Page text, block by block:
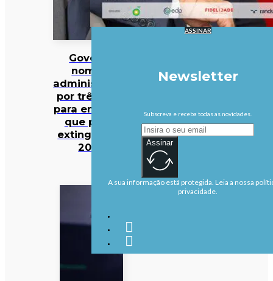
Governo
nomeia
administração
por três anos
para entidade
que prevê
extinguir em
2027
ASSINAR
Newsletter
Subscreva e receba todas as novidades.
Assinar
A sua informação está protegida. Leia a nossa
privacidade.